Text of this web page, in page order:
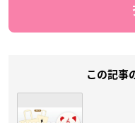
この記事